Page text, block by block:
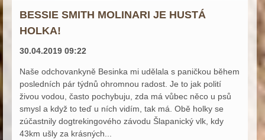
BESSIE SMITH MOLINARI JE HUSTÁ
HOLKA!
30.04.2019 09:22
Naše odchovankyně Besinka mi udělala s paničkou během
posledních pár týdnů ohromnou radost. Je to jak polití
živou vodou, často pochybuju, zda má vůbec něco u psů
smysl a když to teď u ních vidím, tak má. Obě holky se
zúčastnily dogtrekingového závodu Šlapanický vlk, kdy
43km ušly za krásných...